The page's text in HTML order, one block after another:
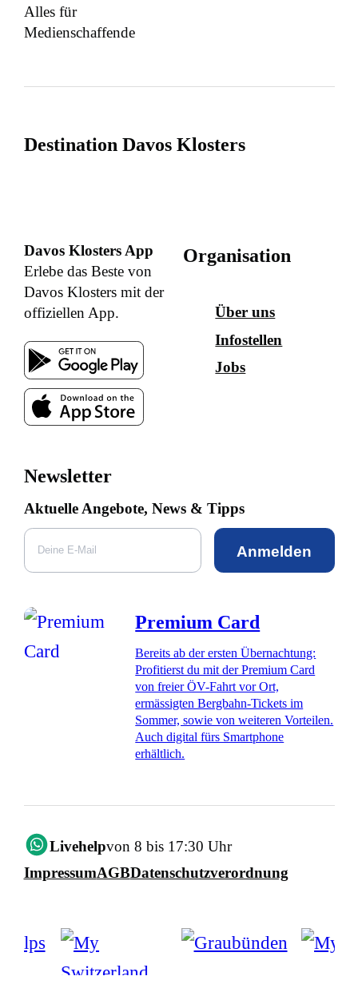
Alles für
Medienschaffende
Destination Davos Klosters
Davos Klosters App
Erlebe das Beste von
Davos Klosters mit der
offiziellen App.
Organisation
Über uns
Infostellen
Jobs
Newsletter
Aktuelle Angebote, News & Tipps
Anmelden
Premium Card
Bereits ab der ersten Übernachtung:
Profitierst du mit der Premium Card
von freier ÖV-Fahrt vor Ort,
ermässigten Bergbahn-Tickets im
Sommer, sowie von weiteren Vorteilen.
Auch digital fürs Smartphone
erhältlich.
Livehelpvon 8 bis 17:30 Uhr
ImpressumAGBDatenschutzverordnung